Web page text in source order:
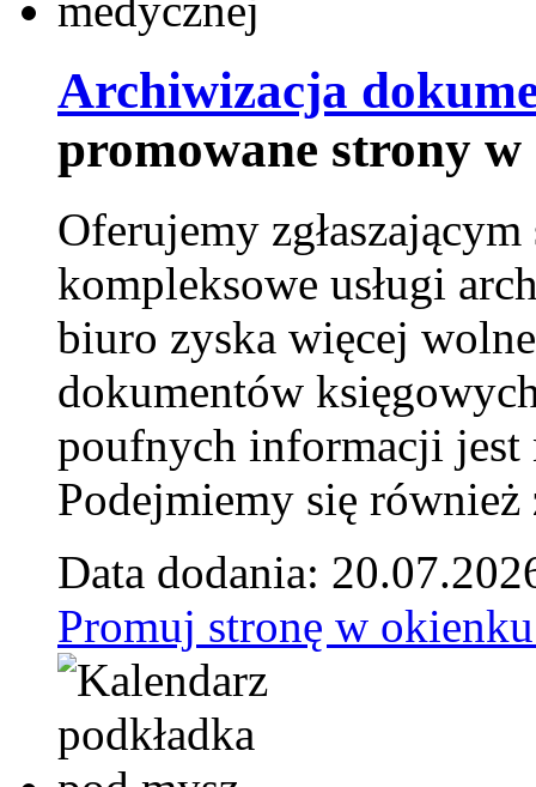
Archiwizacja
promowane strony
Oferujemy
kompleksowe usługi
biuro zyska więcej
dokumentów
poufnych informacji jest
Podejmiemy się
Data dodania:
Promuj stronę w